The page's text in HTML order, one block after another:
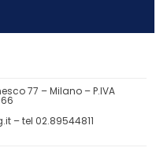
77 – Milano – P.IVA
– tel 02.89544811